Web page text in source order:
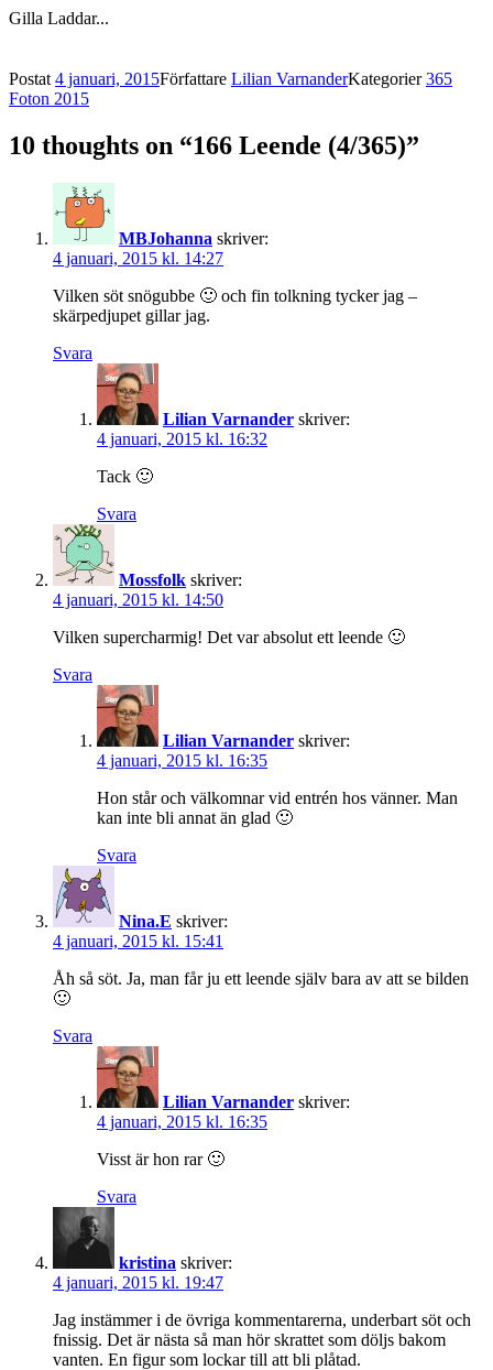
Gilla Laddar...
Postat 4 januari, 2015Författare Lilian VarnanderKategorier365
Foton 2015
10 thoughts on “166 Leende (4/365)”
MBJohanna skriver:
4 januari, 2015 kl. 14:27
Vilken söt snögubbe 🙂 och fin tolkning tycker jag –
skärpedjupet gillar jag.
Svara
Lilian Varnander skriver:
4 januari, 2015 kl. 16:32
Tack 🙂
Svara
Mossfolk skriver:
4 januari, 2015 kl. 14:50
Vilken supercharmig! Det var absolut ett leende 🙂
Svara
Lilian Varnander skriver:
4 januari, 2015 kl. 16:35
Hon står och välkomnar vid entrén hos vänner. Man
kan inte bli annat än glad 🙂
Svara
Nina.E skriver:
4 januari, 2015 kl. 15:41
Åh så söt. Ja, man får ju ett leende själv bara av att se bilden
🙂
Svara
Lilian Varnander skriver:
4 januari, 2015 kl. 16:35
Visst är hon rar 🙂
Svara
kristina skriver:
4 januari, 2015 kl. 19:47
Jag instämmer i de övriga kommentarerna, underbart söt och
fnissig. Det är nästa så man hör skrattet som döljs bakom
vanten. En figur som lockar till att bli plåtad.